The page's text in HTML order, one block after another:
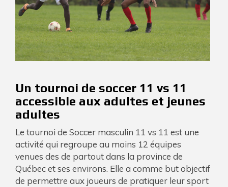
Un tournoi de soccer 11 vs 11
accessible aux adultes et jeunes
adultes
Le tournoi de Soccer masculin 11 vs 11 est une
activité qui regroupe au moins 12 équipes
venues des de partout dans la province de
Québec et ses environs. Elle a comme but objectif
de permettre aux joueurs de pratiquer leur sport